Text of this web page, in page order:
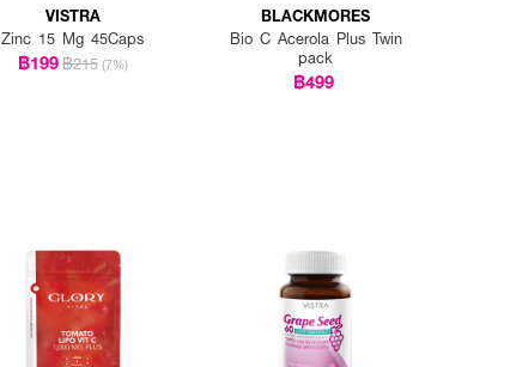
VISTRA
Zinc 15 Mg 45Caps
฿199฿215 (7%)
BLACKMORES
Bio C Acerola Plus Twin
pack
฿499